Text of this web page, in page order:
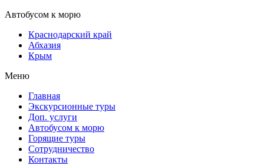
Автобусом к морю
Краснодарский край
Абхазия
Крым
Меню
Главная
Экскурсионные туры
Доп. услуги
Автобусом к морю
Горящие туры
Сотрудничество
Контакты